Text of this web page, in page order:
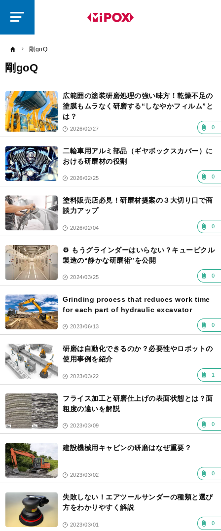
剛goQ
剛goQ
広範囲の塗装研磨処理の強い味方！乾燥不足の
塗膜もムラなく研磨する“しなやかフィルム”と
は？
2026/02/27 0
二輪車用アルミ部品（ギヤボックスカバー）に
おける研磨材の役割
2026/02/25 0
塗料販売店必見！研磨材提案の３大切り口で商
談力アップ
2026/02/04 0
⚙️ もうグラインダーはいらない？キュービクル
製造の“静かな研磨術”を公開
2024/03/25 0
Grinding process that reduces work time
for each part of hydraulic excavator
2023/06/13 0
研磨は自動化できるのか？必要性やロボットの
使用事例を紹介
2023/03/22 1
フライス加工と研磨仕上げの表面状態とは？面
粗度の違いを解説
2023/03/09 0
建設機械用キャビンの研磨はなぜ重要？
2023/03/02 0
失敗しない！エアツールサンダーの種類と選び
方をわかりやすく解説
2023/03/01 0